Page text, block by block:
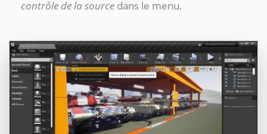
contrôle de la source dans le menu.